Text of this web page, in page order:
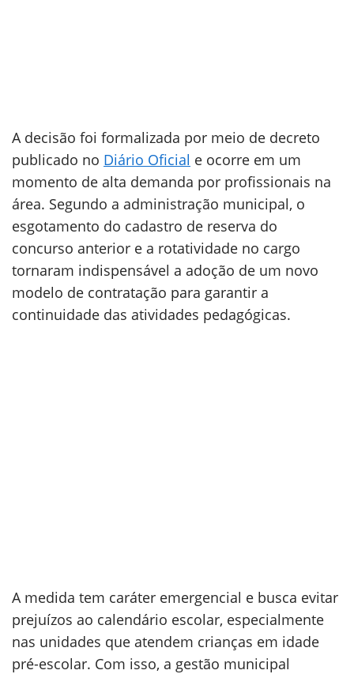
A decisão foi formalizada por meio de decreto
publicado no Diário Oficial e ocorre em um
momento de alta demanda por profissionais na
área. Segundo a administração municipal, o
esgotamento do cadastro de reserva do
concurso anterior e a rotatividade no cargo
tornaram indispensável a adoção de um novo
modelo de contratação para garantir a
continuidade das atividades pedagógicas.
A medida tem caráter emergencial e busca evitar
prejuízos ao calendário escolar, especialmente
nas unidades que atendem crianças em idade
pré-escolar. Com isso, a gestão municipal